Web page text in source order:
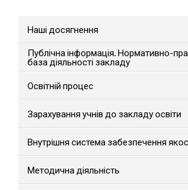
Наші досягнення
Публічна інформація. Нормативно-
база діяльності закладу
Освітній процес
Зарахування учнів до закладу освіти
Внутрішня система забезпечення
Методична діяльність